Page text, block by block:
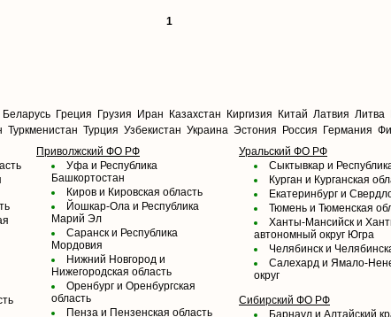
1
Беларусь Греция Грузия Иран Казахстан Киргизия Китай Латвия Литва
Туркменистан Турция Узбекистан Украина Эстония Россия Германия
Приволжский ФО РФ
Уфа и Республика
Башкортостан
Киров и Кировская область
Йошкар-Ола и Республика
Марий Эл
Саранск и Республика
Мордовия
Нижний Новгород и
Нижегородская область
Оренбург и Оренбургская
область
Пенза и Пензенская область
Уральский ФО РФ
Сыктывкар и
Курган и Курганская
Екатеринбург и
Тюмень и Тюменская
Ханты-Мансийск и
автономный округ Югра
Челябинск и
Салехард и Ямало-
округ
Сибирский ФО РФ
Барнаул и Алтайский